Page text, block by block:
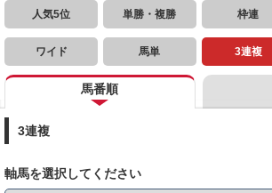
人気5位 単勝・複勝 枠連
ワイド 馬単 3連複
馬番順
3連複
軸馬を選択してください